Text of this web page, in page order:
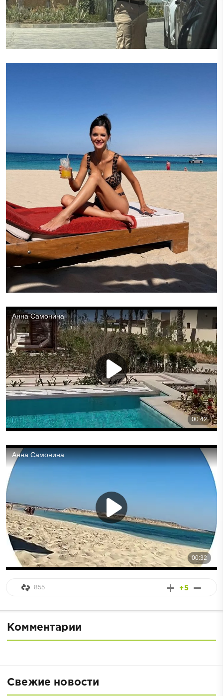
+5
855
Комментарии
Свежие новости